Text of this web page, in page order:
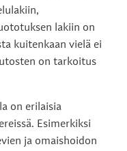
lakiin on
kuitenkaan vielä ei
on tarkoitus
on erilaisia
Esimerkiksi
ja omaishoidon